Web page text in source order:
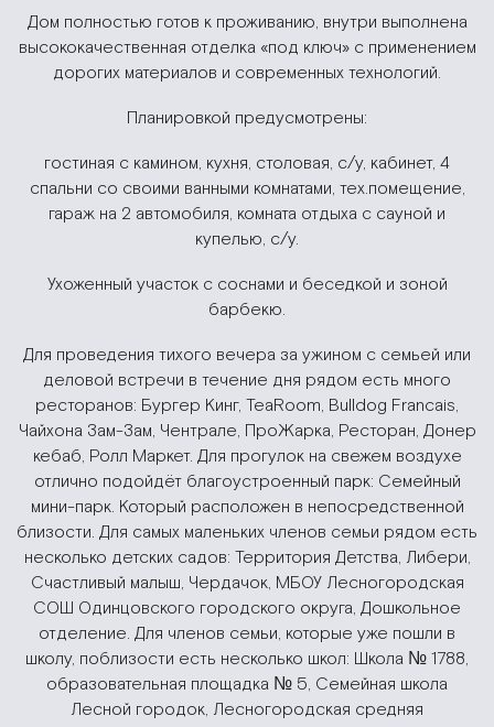
Дом полностью готов к проживанию, внутри выполнена
высококачественная отделка «под ключ» с применением
дорогих материалов и современных технологий.
Планировкой предусмотрены:
гостиная с камином, кухня, столовая, с/у, кабинет, 4
спальни со своими ванными комнатами, тех.помещение,
гараж на 2 автомобиля, комната отдыха с сауной и
купелью, с/у.
Ухоженный участок с соснами и беседкой и зоной
барбекю.
Для проведения тихого вечера за ужином с семьей или
деловой встречи в течение дня рядом есть много
ресторанов: Бургер Кинг, TeaRoom, Bulldog Francais,
Чайхона Зам-Зам, Чентрале, ПроЖарка, Ресторан, Донер
кебаб, Ролл Маркет. Для прогулок на свежем воздухе
отлично подойдёт благоустроенный парк: Семейный
мини-парк. Который расположен в непосредственной
близости. Для самых маленьких членов семьи рядом есть
несколько детских садов: Территория Детства, Либери,
Счастливый малыш, Чердачок, МБОУ Лесногородская
СОШ Одинцовского городского округа, Дошкольное
отделение. Для членов семьи, которые уже пошли в
школу, поблизости есть несколько школ: Школа № 1788,
образовательная площадка № 5, Семейная школа
Лесной городок, Лесногородская средняя